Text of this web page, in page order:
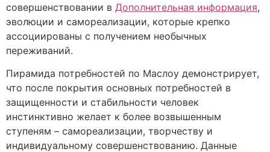
совершенствовании в Дополнительная информация,
эволюции и самореализации, которые крепко
ассоциированы с получением необычных
переживаний.
Пирамида потребностей по Маслоу демонстрирует,
что после покрытия основных потребностей в
защищенности и стабильности человек
инстинктивно желает к более возвышенным
ступеням – самореализации, творчеству и
индивидуальному совершенствованию. Данные